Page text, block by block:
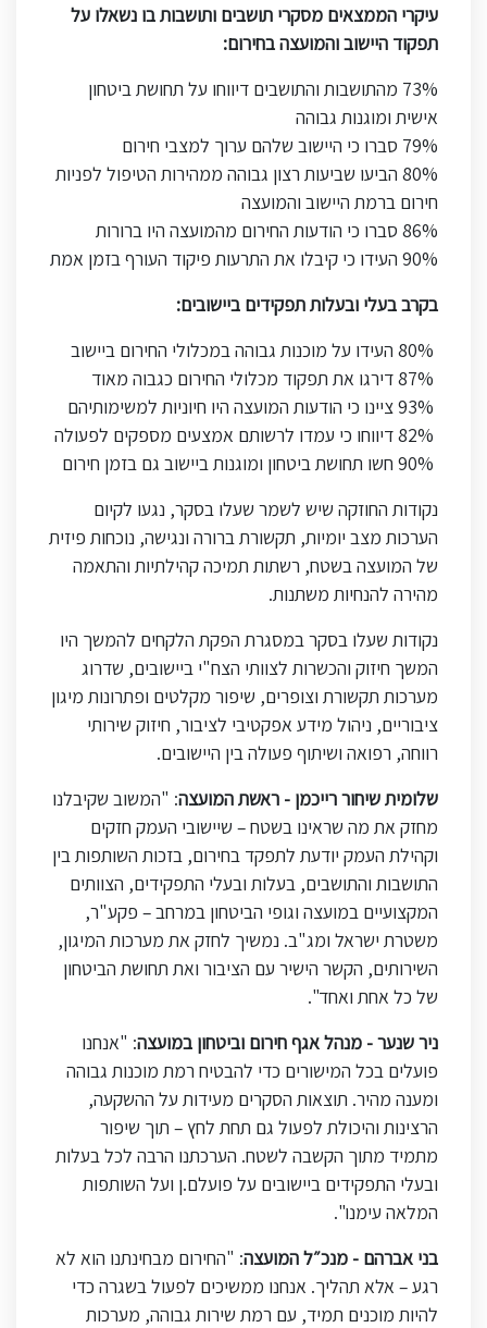
עיקרי הממצאים מסקרי תושבים ותושבות בו נשאלו על
תפקוד היישוב והמועצה בחירום:
73% מהתושבות והתושבים דיווחו על תחושת ביטחון
אישית ומוגנות גבוהה
79% סברו כי היישוב שלהם ערוך למצבי חירום
80% הביעו שביעות רצון גבוהה ממהירות הטיפול לפניות
חירום ברמת היישוב והמועצה
86% סברו כי הודעות החירום מהמועצה היו ברורות
90% העידו כי קיבלו את התרעות פיקוד העורף בזמן אמת
בקרב בעלי ובעלות תפקידים ביישובים:
80% העידו על מוכנות גבוהה במכלולי החירום ביישוב
87%דירגו את תפקוד מכלולי החירום כגבוה מאוד
93%ציינו כי הודעות המועצה היו חיוניות למשימותיהם
82%דיווחו כי עמדו לרשותם אמצעים מספקים לפעולה
90% חשו תחושת ביטחון ומוגנות ביישוב גם בזמן חירום
נקודות החוזקה שיש לשמר שעלו בסקר, נגעו לקיום
הערכות מצב יומיות, תקשורת ברורה ונגישה, נוכחות פיזית
של המועצה בשטח, רשתות תמיכה קהילתיות והתאמה
מהירה להנחיות משתנות.
נקודות שעלו בסקר במסגרת הפקת הלקחים להמשך היו
המשך חיזוק והכשרות לצוותי הצח"י ביישובים, שדרוג
מערכות תקשורת וצופרים, שיפור מקלטים ופתרונות מיגון
ציבוריים, ניהול מידע אפקטיבי לציבור, חיזוק שירותי
רווחה, רפואה ושיתוף פעולה בין היישובים.
שלומית שיחור רייכמן - ראשת המועצה:
"המשוב שקיבלנו
מחזק את מה שראינו בשטח – שיישובי העמק חזקים
וקהילת העמק יודעת לתפקד בחירום, בזכות השותפות בין
התושבות והתושבים, בעלות ובעלי התפקידים, הצוותים
המקצועיים במועצה וגופי הביטחון במרחב – פקע"ר,
משטרת ישראל ומג"ב. נמשיך לחזק את מערכות המיגון,
השירותים, הקשר הישיר עם הציבור ואת תחושת הביטחון
של כל אחת ואחד."
ניר שנער - מנהל אגף חירום וביטחון במועצה:
"אנחנו
פועלים בכל המישורים כדי להבטיח רמת מוכנות גבוהה
ומענה מהיר. תוצאות הסקרים מעידות על ההשקעה,
הרצינות והיכולת לפעול גם תחת לחץ – תוך שיפור
מתמיד מתוך הקשבה לשטח. הערכתנו הרבה לכל בעלות
ובעלי התפקידים ביישובים על פועלם.ן ועל השותפות
המלאה עימנו."
בני אברהם - מנכ״ל המועצה:
"החירום מבחינתנו הוא לא
רגע – אלא תהליך. אנחנו ממשיכים לפעול בשגרה כדי
להיות מוכנים תמיד, עם רמת שירות גבוהה, מערכות